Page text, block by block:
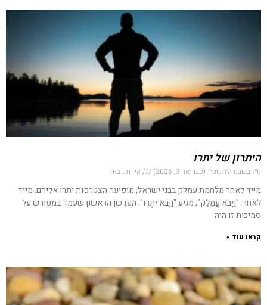
היתרון של יתרו
ט״ז בשבט ה׳תשפ״ו (פברואר 3, 2026) אין תגובות
מייד לאחר מלחמת עמלק בבני ישראל, מופיעה הצטרפות יתרו אליהם. מייד
לאחר: "וַיָּבֹא עֲמָלֵק", מגיע "וַיָּבֹא יִתְרוֹ". הפרשן הראשון שעמד במפורש על
סמיכות זו היה
קראו עוד »